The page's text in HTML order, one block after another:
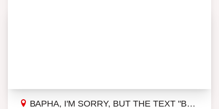
ВАРНА, I'M SORRY, BUT THE TEXT "ВЛАДИСЛАВ ВАРНЕНЧИК 2" DOESN'T PROVIDE ENOUGH CONTEXT FOR AN ACCURATE TRANSLATION. COULD YOU PLEASE PROVIDE MORE INFORMATION OR CONTEXT SO THAT I CAN ASSIST YOU BETTER?